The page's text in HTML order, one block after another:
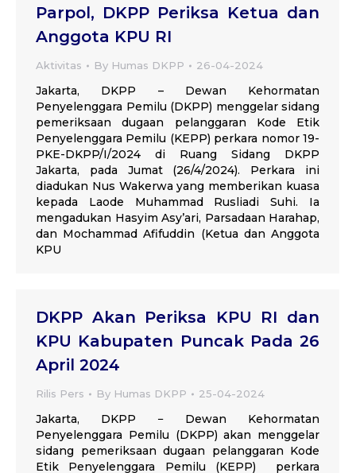
Parpol, DKPP Periksa Ketua dan
Anggota KPU RI
Aktivitas By Humas DKPP 26-04-2024
Jakarta, DKPP – Dewan Kehormatan
Penyelenggara Pemilu (DKPP) menggelar sidang
pemeriksaan dugaan pelanggaran Kode Etik
Penyelenggara Pemilu (KEPP) perkara nomor 19-
PKE-DKPP/I/2024 di Ruang Sidang DKPP
Jakarta, pada Jumat (26/4/2024). Perkara ini
diadukan Nus Wakerwa yang memberikan kuasa
kepada Laode Muhammad Rusliadi Suhi. Ia
mengadukan Hasyim Asy’ari, Parsadaan Harahap,
dan Mochammad Afifuddin (Ketua dan Anggota
KPU
DKPP Akan Periksa KPU RI dan
KPU Kabupaten Puncak Pada 26
April 2024
Rilis Pers By Humas DKPP 25-04-2024
Jakarta, DKPP − Dewan Kehormatan
Penyelenggara Pemilu (DKPP) akan menggelar
sidang pemeriksaan dugaan pelanggaran Kode
Etik Penyelenggara Pemilu (KEPP) perkara